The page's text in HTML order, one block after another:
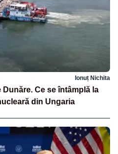
Ionuț Nichita
Ce se întâmplă la
din Ungaria